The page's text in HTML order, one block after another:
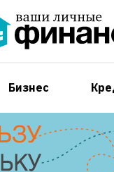
Бизнес